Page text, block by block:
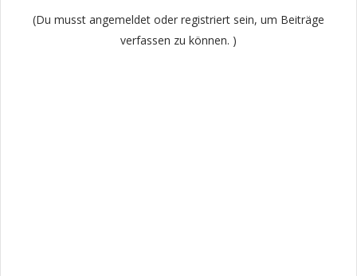
(Du musst angemeldet oder registriert sein, um Beiträge
verfassen zu können. )